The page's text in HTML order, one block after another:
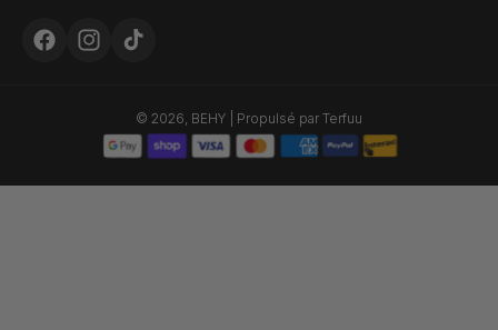
FacebookInstagramTikTok
© 2026, BEHY | Propulsé par Terfuu
Moyens